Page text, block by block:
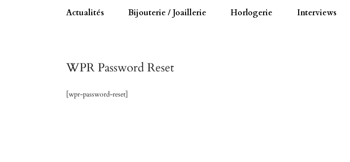
Actualités Bijouterie / Joaillerie Horlogerie Interviews
WPR Password Reset
[wpr-password-reset]